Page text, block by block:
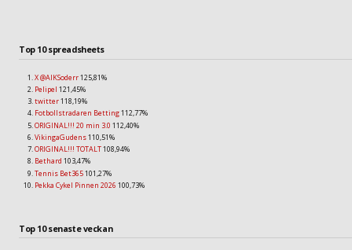
Top 10 spreadsheets
X @AIKSoderr125,81%
Pelipel 121,45%
twitter118,19%
Fotbollstradaren Betting112,77%
ORIGINAL!!! 20 min 3.0 112,40%
VikingaGudens110,51%
ORIGINAL!!! TOTALT108,94%
Bethard 103,47%
Tennis Bet365101,27%
Pekka Cykel Pinnen 2026 100,73%
Top 10 senaste veckan